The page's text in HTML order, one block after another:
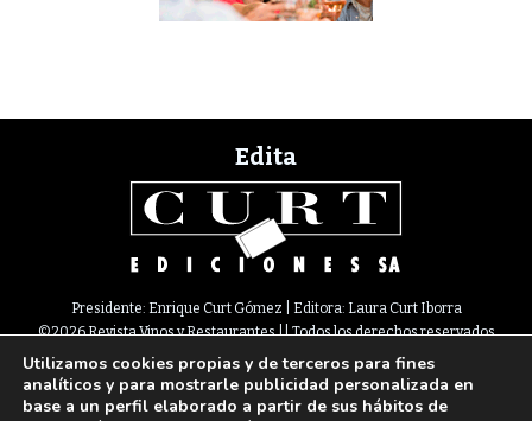
Edita
Presidente: Enrique Curt Gómez | Editora: Laura Curt Iborra
©2026 Revista Vinos y Restaurantes || Todos los derechos reservados
Newsletter Nota legal Política de Cookies Suscripción
Contacto
Paseo de Gracia, 63. 1º 2ª. 08008 Barcelona |933 180 101¦ Fax 933 183 505
Utilizamos cookies propias y de terceros para fines
analíticos y para mostrarle publicidad personalizada en
base a un perfil elaborado a partir de sus hábitos de